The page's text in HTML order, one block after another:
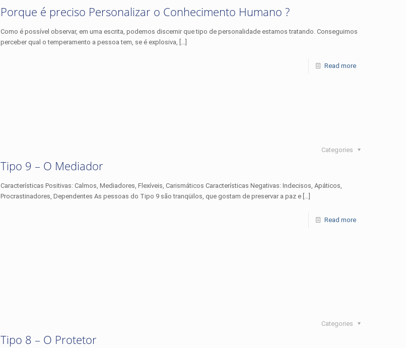
Porque é preciso Personalizar o Conhecimento Humano ?
Como é possível observar, em uma escrita, podemos discernir que tipo de personalidade estamos tratando. Conseguimos
perceber qual o temperamento a pessoa tem, se é explosiva,
Read more
Categories
Tipo 9 – O Mediador
Características Positivas: Calmos, Mediadores, Flexíveis, Carismáticos Características Negativas: Indecisos, Apáticos,
Procrastinadores, Dependentes As pessoas do Tipo 9 são tranqüilos, que gostam de preservar a paz e
Read more
Categories
Tipo 8 – O Protetor